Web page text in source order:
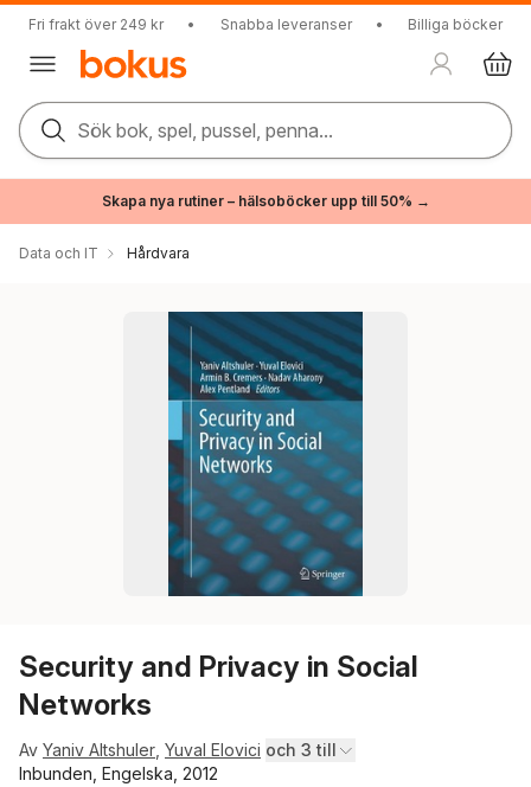
Fri frakt över 249 kr • Snabba leveranser • Billiga böcker
Sök bok, spel, pussel, penna...
Skapa nya rutiner – hälsoböcker upp till 50% →
Data och IT Hårdvara
Security and Privacy in Social
Networks
Av Yaniv Altshuler Yuval Elovici och 3 till
Inbunden, Engelska, 2012